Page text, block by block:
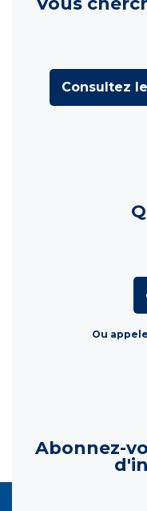
Consultez
Ou
Abonnez-